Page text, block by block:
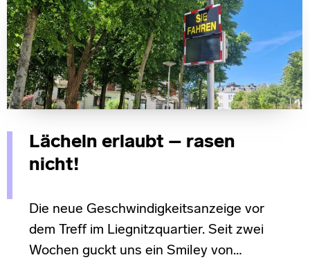
Lächeln erlaubt – rasen
nicht!
Die neue Geschwindigkeitsanzeige vor
dem Treff im Liegnitzquartier. Seit zwei
Wochen guckt uns ein Smiley von…